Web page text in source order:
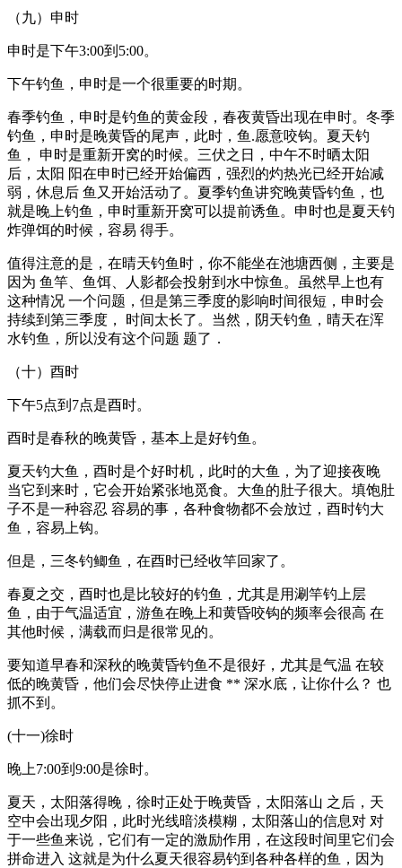
（九）申时
申时是下午3:00到5:00。
下午钓鱼，申时是一个很重要的时期。
春季钓鱼，申时是钓鱼的黄金段，春夜黄昏出现在申时。冬季
钓鱼，申时是晚黄昏的尾声，此时，鱼.愿意咬钩。夏天钓
鱼， 申时是重新开窝的时候。三伏之日，中午不时晒太阳
后，太阳 阳在申时已经开始偏西，强烈的灼热光已经开始减
弱，休息后 鱼又开始活动了。夏季钓鱼讲究晚黄昏钓鱼，也
就是晚上钓鱼，申时重新开窝可以提前诱鱼。申时也是夏天钓
炸弹饵的时候，容易 得手。
值得注意的是，在晴天钓鱼时，你不能坐在池塘西侧，主要是
因为 鱼竿、鱼饵、人影都会投射到水中惊鱼。虽然早上也有
这种情况 一个问题，但是第三季度的影响时间很短，申时会
持续到第三季度， 时间太长了。当然，阴天钓鱼，晴天在浑
水钓鱼，所以没有这个问题 题了．
（十）酉时
下午5点到7点是酉时。
酉时是春秋的晚黄昏，基本上是好钓鱼。
夏天钓大鱼，酉时是个好时机，此时的大鱼，为了迎接夜晚
当它到来时，它会开始紧张地觅食。大鱼的肚子很大。填饱肚
子不是一种容忍 容易的事，各种食物都不会放过，酉时钓大
鱼，容易上钩。
但是，三冬钓鲫鱼，在酉时已经收竿回家了。
春夏之交，酉时也是比较好的钓鱼，尤其是用涮竿钓上层
鱼，由于气温适宜，游鱼在晚上和黄昏咬钩的频率会很高 在
其他时候，满载而归是很常见的。
要知道早春和深秋的晚黄昏钓鱼不是很好，尤其是气温 在较
低的晚黄昏，他们会尽快停止进食 ** 深水底，让你什么？ 也
抓不到。
(十一)徐时
晚上7:00到9:00是徐时。
夏天，太阳落得晚，徐时正处于晚黄昏，太阳落山 之后，天
空中会出现夕阳，此时光线暗淡模糊，太阳落山的信息对 对
于一些鱼来说，它们有一定的激励作用，在这段时间里它们会
拼命进入 这就是为什么夏天很容易钓到各种各样的鱼，因为